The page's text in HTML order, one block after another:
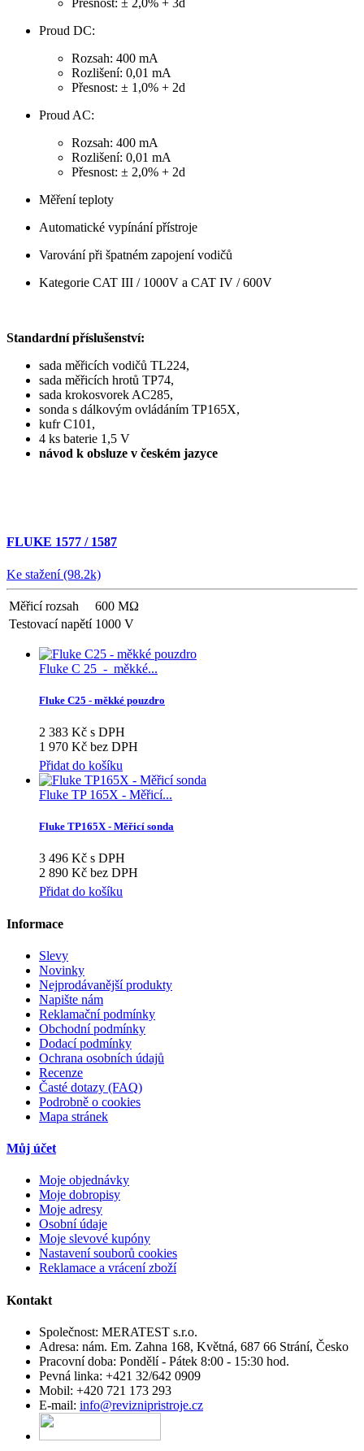
Přesnost: ± 2,0% + 3d
Proud DC:
Rozsah: 400 mA
Rozlišení: 0,01 mA
Přesnost: ± 1,0% + 2d
Proud AC:
Rozsah: 400 mA
Rozlišení: 0,01 mA
Přesnost: ± 2,0% + 2d
Měření teploty
Automatické vypínání přístroje
Varování při špatném zapojení vodičů
Kategorie CAT III / 1000V a CAT IV / 600V
Standardní příslušenství:
sada měřicích vodičů TL224,
sada měřicích hrotů TP74,
sada krokosvorek AC285,
sonda s dálkovým ovládáním TP165X,
kufr C101,
4 ks baterie 1,5 V
návod k obsluze v českém jazyce
FLUKE 1577 / 1587
Ke stažení (98.2k)
Měřicí rozsah
600 MΩ
Testovací napětí 1000 V
Fluke C 25 - měkké...
Fluke C25 - měkké pouzdro
2 383 Kč s DPH
1 970 Kč bez DPH
Přidat do košíku
Fluke TP 165X - Měřicí...
Fluke TP165X - Měřicí sonda
3 496 Kč s DPH
2 890 Kč bez DPH
Přidat do košíku
Informace
Slevy
Novinky
Nejprodávanější produkty
Napište nám
Reklamační podmínky
Obchodní podmínky
Dodací podmínky
Ochrana osobních údajů
Recenze
Časté dotazy (FAQ)
Podrobně o cookies
Mapa stránek
Můj účet
Moje objednávky
Moje dobropisy
Moje adresy
Osobní údaje
Moje slevové kupóny
Nastavení souborů cookies
Reklamace a vrácení zboží
Kontakt
Společnost: MERATEST s.r.o.
Adresa: nám. Em. Zahna 168, Květná, 687 66 Strání, Česko
Pracovní doba: Pondělí - Pátek 8:00 - 15:30 hod.
Pevná linka: +421 32/642 0909
Mobil: +420 721 173 293
E-mail: info@reviznipristroje.cz